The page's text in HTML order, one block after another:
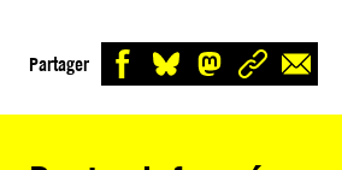
Partager